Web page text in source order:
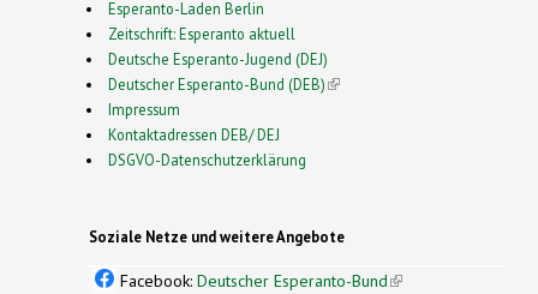
Esperanto-Laden Berlin
Zeitschrift: Esperanto aktuell
Deutsche Esperanto-Jugend (DEJ)
Deutscher Esperanto-Bund (DEB)(link is external)
Impressum
Kontaktadressen DEB/ DEJ
DSGVO-Datenschutzerklärung
Soziale Netze und weitere Angebote
Facebook: Deutscher Esperanto-Bund(link is